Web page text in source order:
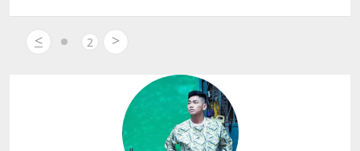
我自己作音樂的時候比較笨拙，只想專注在頻率、故事
情境、氛圍、質感等因素， 是否能夠確實烘托、表達想
要傳遞的訊息， 而訊息有的時候是溫暖的、有時亦因為
真實而十分刺耳。 最近覺得自己像是擅長融入大地的
人，身處在必須刺穿天空的行業。 2.你最期待觀眾的反
應？ 希望大家是自在的，不管要開心還是難過、瘋狂還
是憂鬱。希望觀眾可以盡量沉浸在自己的狀態，不會因
< 2 >